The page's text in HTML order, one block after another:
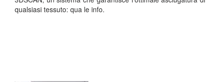
qualsiasi tessuto: qua le info.